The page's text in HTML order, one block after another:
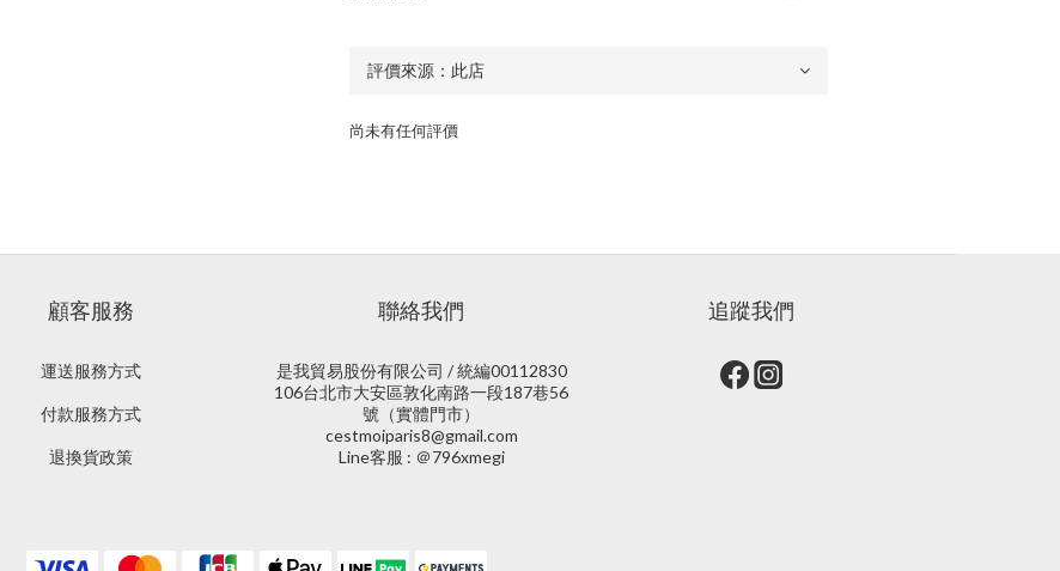
尚未有任何評價
顧客服務
運送服務方式
付款服務方式
退換貨政策
聯絡我們
是我貿易股份有限公司 / 統編00112830
106台北市大安區敦化南路一段187巷56
號（實體門市）
cestmoiparis8@gmail.com
Line客服 : ＠796xmegi
追蹤我們